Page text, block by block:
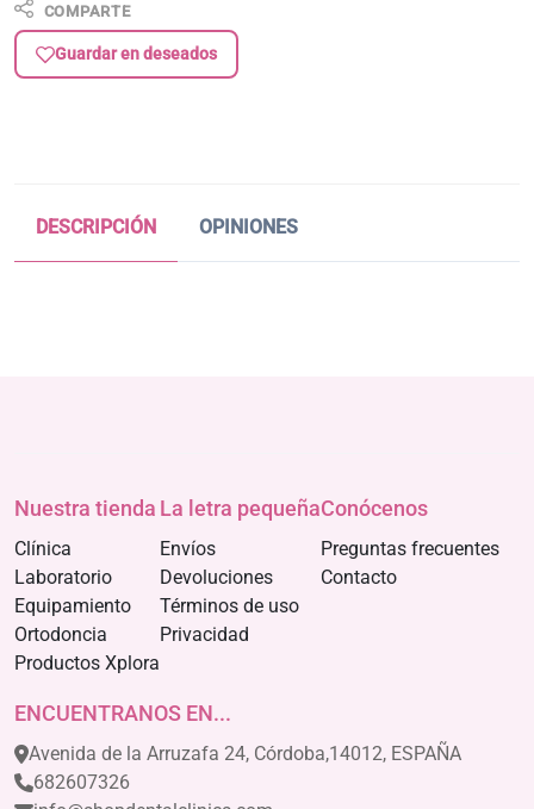
COMPARTE
Guardar en deseados
DESCRIPCIÓN OPINIONES
Nuestra tienda
Clínica
Laboratorio
Equipamiento
Ortodoncia
Productos Xplora
La letra pequeña
Envíos
Devoluciones
Términos de uso
Privacidad
Conócenos
Preguntas frecuentes
Contacto
ENCUENTRANOS EN...
Avenida de la Arruzafa 24, Córdoba,14012, ESPAÑA
682607326